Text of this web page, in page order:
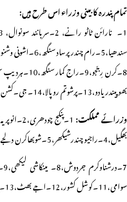
تمام پندرہ کابینی وزراء اس طرح ہیں:
سندھیا،5۔رام چندر پرساد سنگھ،6۔اشونی وشنو،7۔پشوپتی کمار پارس
بھوپیندر یادو،13۔پرشوتم روپالا،14۔ جی۔کشن ریڈی،15۔انوراگ سنگھ ٹھاکر
وزرائے مملکت:
بھگیل،4۔راجیو چندرشیکھر،5۔شوبھاکرن دلجے،6۔بھانو پرتاپ سنگھ ورما
سوامی،11۔کوشل کشور،12۔اجے بھٹ،13۔بی ایل ورما،14۔اجے کمار